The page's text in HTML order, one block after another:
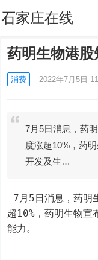
石家庄在线
药明生物港
消费 2022年7月5日
7月5日消息，药
度涨超10%，药
开发及生…
超10%，药明生物宣
能力。